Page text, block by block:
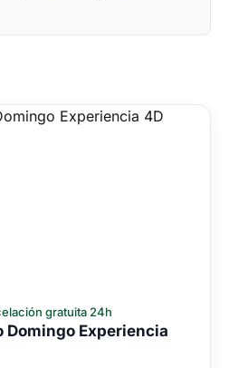
gratuita 24h
Domingo Experiencia